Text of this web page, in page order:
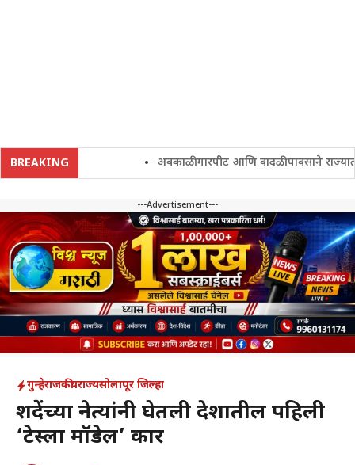
BREAKING अवकाळी गारपीट आणि वादळी पावसाने राज्यातील
---Advertisement---
गुन्हेराजकीयराज्यसोलापूर जिल्हा
शिंदेंच्या नेत्यांनी घेतली देशातील पहिली
‘टेस्ला मॉडेल’ कार